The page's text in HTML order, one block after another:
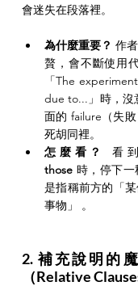
會迷失在段落裡。
為什麼重要？ 作
贅，會不斷使用
「The
due to...」時，沒
面的 failure（失
死胡同裡。
怎麼看？
看
those 時，停下
是指稱前方的「
事物」 。
2. 補充說明的
（Relative